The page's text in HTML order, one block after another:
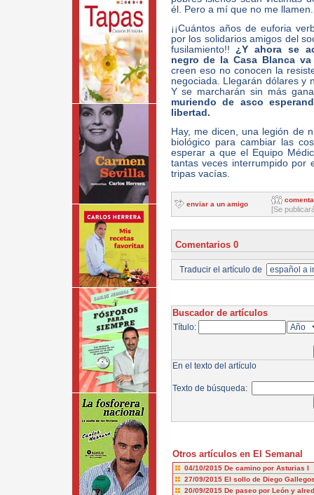
él. Pero a mí que no me llamen.
¡¡Cuántos años de euforia
por los solidarios amigos del
fusilamiento!!¿Y ahora se
negro de la Casa Blanca
creen eso no conocen la
negociada. Llegarán dólares y
Y se marcharán sin más
muriendo de asco
libertad.
Hay, me dicen, una legión de
biológico para cambiar las
esperar a que el Equipo
tantas veces interrumpido por
tripas vacías.
enviar a un amigo
[Se
Comentarios 0
Traducir el artículo de
Buscador de artículos
Título:
En el texto del artículo
Texto de búsqueda:
Otros artículos en El Semanal
04/10/2015 De camino por Asturias I
27/09/2015 El sollo de Diego
20/09/2015 De paseo por León y